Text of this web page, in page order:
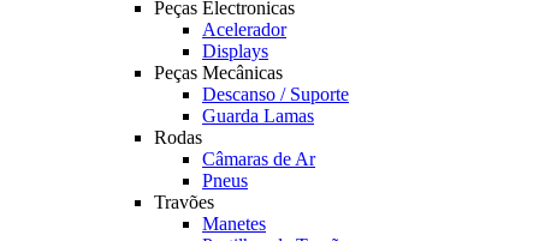
Peças Electronicas
Acelerador
Displays
Peças Mecânicas
Descanso / Suporte
Guarda Lamas
Rodas
Câmaras de Ar
Pneus
Travões
Manetes